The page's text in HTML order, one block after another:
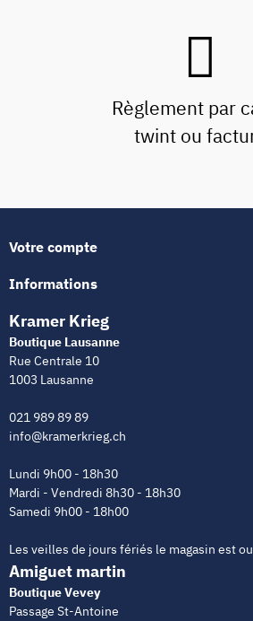
Règlement par
twint ou
Votre compte
Informations
Kramer Krieg
Boutique Lausanne
Rue Centrale 10
1003 Lausanne
021 989 89 89
info@kramerkrieg.ch
Lundi 9h00 - 18h30
Mardi - Vendredi 8h30 - 18h30
Samedi 9h00 - 18h00
Les veilles de jours fériés le magasin est
Amiguet martin
Boutique Vevey
Passage St-Antoine